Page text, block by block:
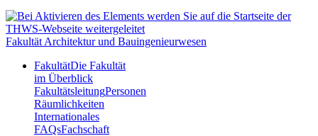
Fakultät Architektur und Bauingenieurwesen
FakultätDie Fakultät
im Überblick
FakultätsleitungPersonen
Räumlichkeiten
Internationales
FAQsFachschaft